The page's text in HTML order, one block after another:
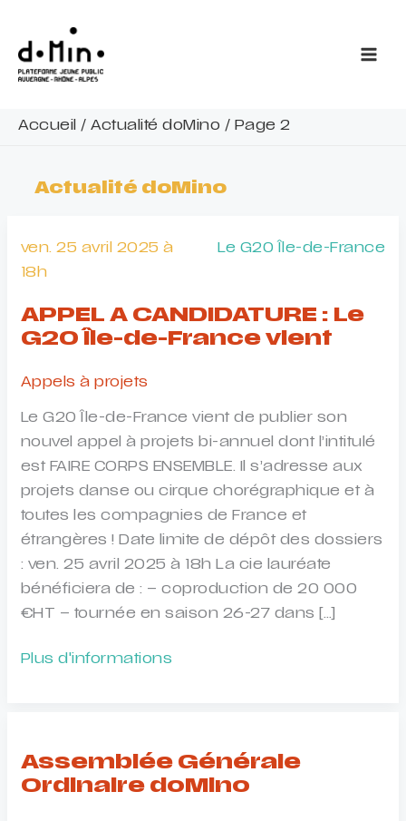
contenu
Accueil / Actualité doMino / Page 2
Actualité doMino
ven. 25 avril 2025 à
18h
Le G20 Île-de-France
APPEL A CANDIDATURE : Le
G20 Île-de-France vient
Appels à projets
Le G20 Île-de-France vient de publier son
nouvel appel à projets bi-annuel dont l’intitulé
est FAIRE CORPS ENSEMBLE. Il s’adresse aux
projets danse ou cirque chorégraphique et à
toutes les compagnies de France et
étrangères ! Date limite de dépôt des dossiers
: ven. 25 avril 2025 à 18h La cie lauréate
bénéficiera de : – coproduction de 20 000
€HT – tournée en saison 26-27 dans […]
APPEL
Le
G20
Plus d'informations
Assemblée Générale
Ordinaire doMino